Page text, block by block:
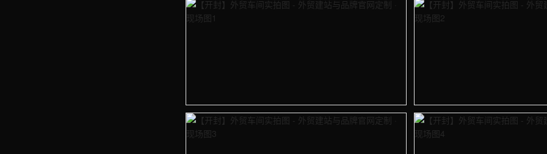
【开封】外贸车间实拍图 - 外贸建站与品牌官网定制 · 现场图1【开封】外贸车间实拍图 - 外贸建